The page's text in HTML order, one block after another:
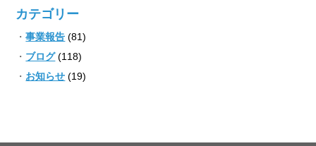
カテゴリー
事業報告 (81)
ブログ(118)
お知らせ (19)